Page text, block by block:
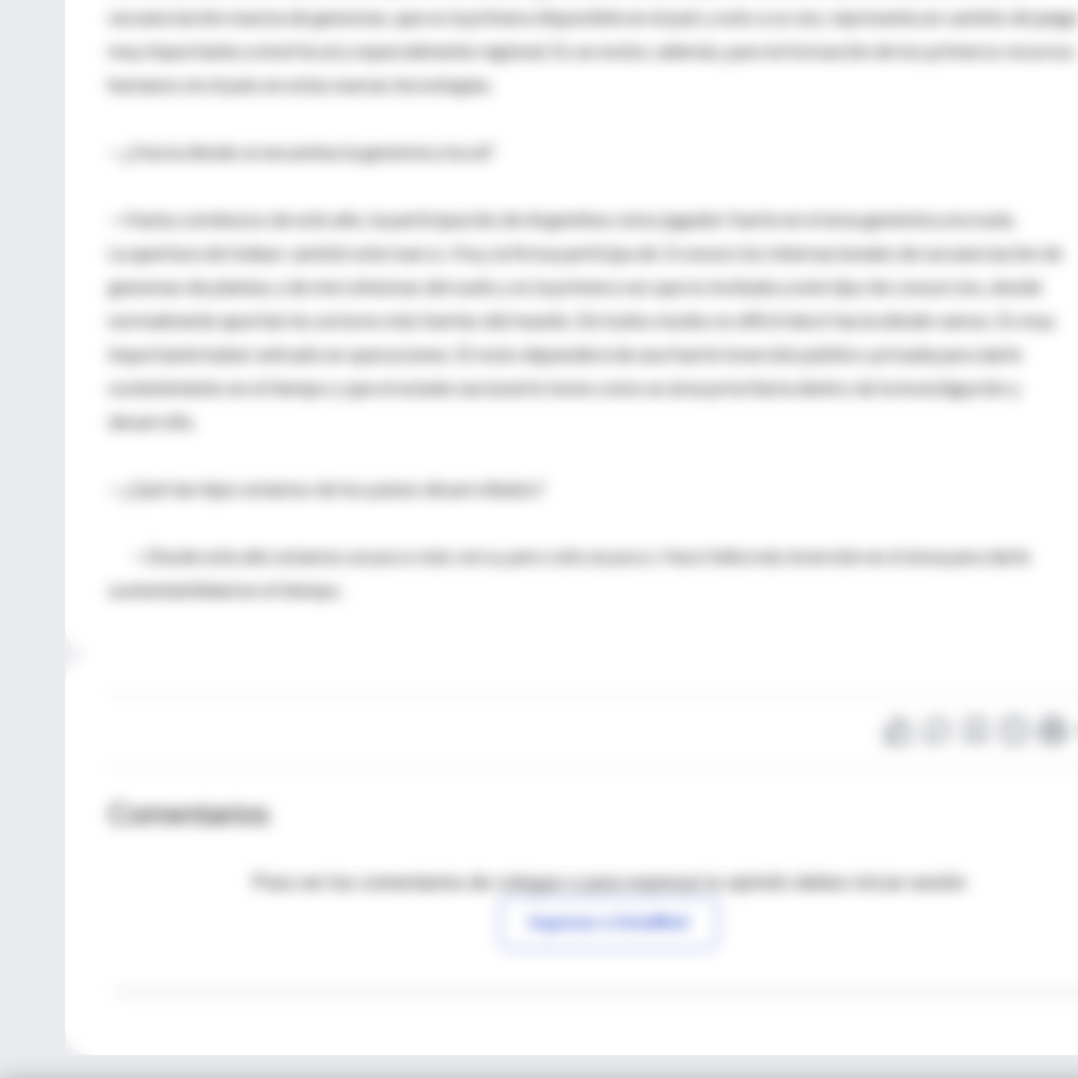
secuenciación masiva de genomas, que es la primera disponible en el país y esto a su vez, representa un cambio de
muy importante a nivel local y especialmente regional. Es un motor, además, para la formación de los primeros recursos
humanos en el país en estas nuevas tecnologías.
—¿Hacia dónde se encamina la genómica local?
—Hasta comienzos de este año, la participación de Argentina como jugador fuerte en el área genómica era nula.
La apertura de Indear cambió este marco. Hoy, la firma participa de 3 consorcios internacionales de secuenciación de
genomas de plantas y de microbiomas del suelo y es la primera vez que es invitada a este tipo de consorcios, donde
normalmente aportan los actores más fuertes del mundo. De todos modos es difícil decir hacia dónde vamos. Es muy
importante haber entrado en operaciones. El resto dependerá de una fuerte inversión público-privada para darle
sostenimiento en el tiempo y que el estado nacional lo tome como un área prioritaria dentro de la investigación y
desarrollo.
—¿Qué tan lejos estamos de los países desarrollados?
—Desde este año estamos un poco más cerca, pero sólo un poco. Hace falta más inversión en el área para darle
sustentabilidad en el tiempo.
Comentarios
Para ver los comentarios de colegas o para expresar tu opinión debes iniciar sesión
Ingresar a IntraMed